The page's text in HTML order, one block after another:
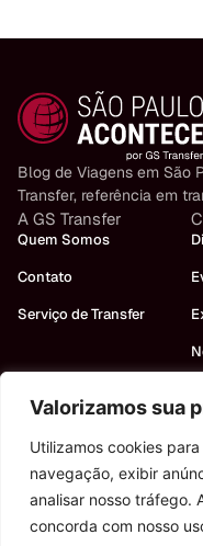
Valorizamos sua
Utilizamos cookies
navegação, exibir
analisar nosso tráfego.
concorda com nosso
Blog de Viagens em São
Transfer, referência em
A GS Transfer
Quem Somos
Contato
Serviço de Transfer
Fale